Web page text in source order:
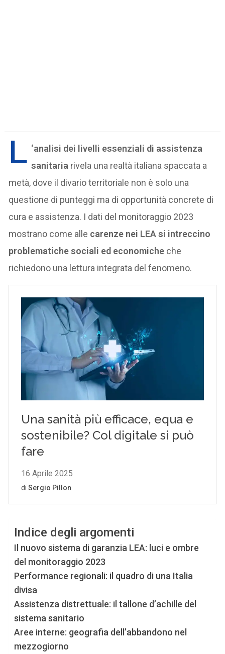
L ‘analisi dei livelli essenziali di assistenza
sanitaria rivela una realtà italiana spaccata a
metà, dove il divario territoriale non è solo una
questione di punteggi ma di opportunità concrete di
cura e assistenza. I dati del monitoraggio 2023
mostrano come alle carenze nei LEA si intreccino
problematiche sociali ed economiche che
richiedono una lettura integrata del fenomeno.
Indice degli argomenti
Il nuovo sistema di garanzia LEA: luci e ombre
del monitoraggio 2023
Performance regionali: il quadro di una Italia
divisa
Assistenza distrettuale: il tallone d’achille del
sistema sanitario
Aree interne: geografia dell’abbandono nel
mezzogiorno